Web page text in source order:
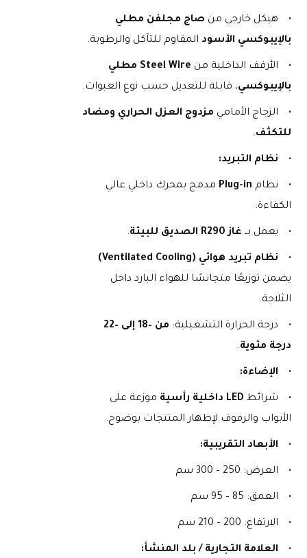
هيكل خارجي من
بالإيبوكسي الأسود المقاوم للتآكل والرطوبة.
الأرفف الداخلية من
بالإيبوكسي، قابلة للتعديل حسب نوع العبوات.
الزجاج الأمامي
للتكثف.
نظام التبريد:
نظام Plug-in
الكفاءة.
يعمل بــ غاز R290 الصديق للبيئة .
نظام تبريد هوائي (Ventilated Cooling)
الثلاجة.
درجة الحرارة التشغيلية:
درجة مئوية.
الإضاءة:
شرائط LED داخلية رأسية
الأبواب والرفوف لإظهار المنتجات بوضوح.
الأبعاد التقريبية:
العرض: 250 – 300 سم
العمق: 85 – 95 سم
الارتفاع: 200 – 210 سم
العلامة التجارية / بلد المنشأ: